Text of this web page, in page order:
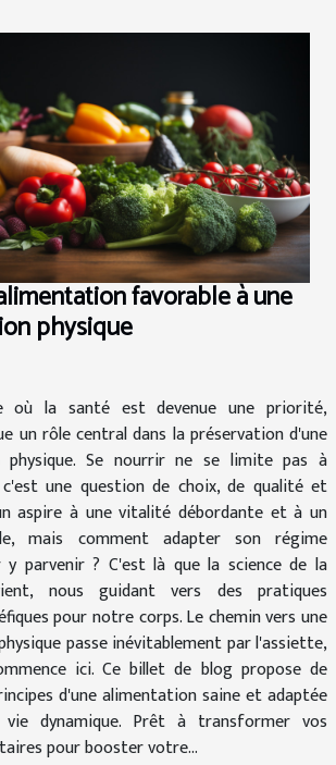
favorable à une
physique
où la santé est devenue une priorité,
un rôle central dans la préservation d'une
physique. Se nourrir ne se limite pas à
une question de choix, de qualité et
aspire à une vitalité débordante et à un
mais comment adapter son régime
parvenir ? C'est là que la science de la
nous guidant vers des pratiques
pour notre corps. Le chemin vers une
passe inévitablement par l'assiette,
ici. Ce billet de blog propose de
d'une alimentation saine et adaptée
dynamique. Prêt à transformer vos
pour booster votre...